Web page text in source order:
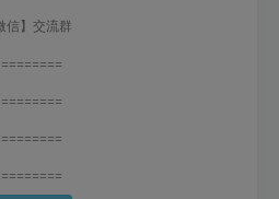
信】交流群